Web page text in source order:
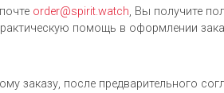
order@spirit.watch, Вы получите
помощь в оформлении
заказу, после предварительного